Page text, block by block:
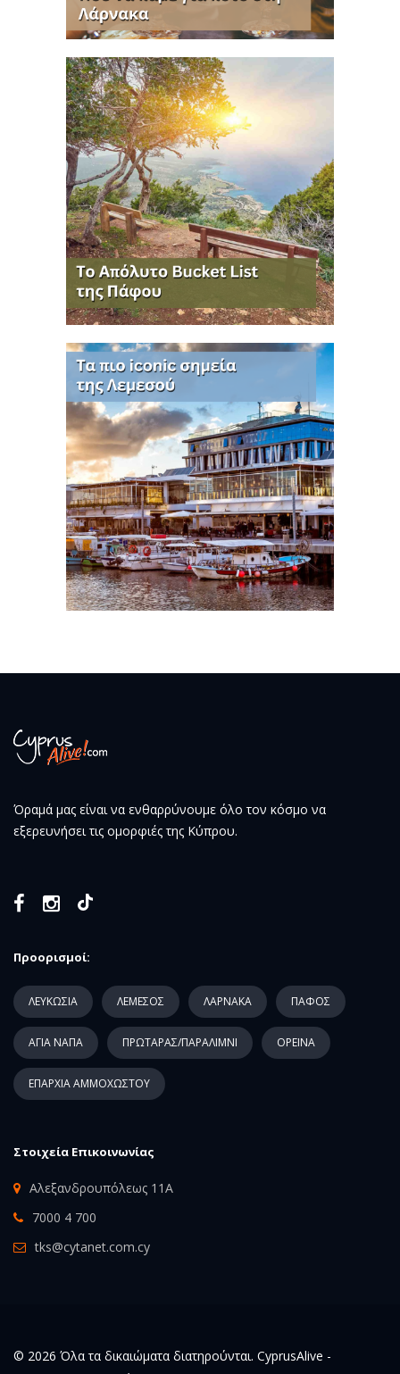
Όραμά μας είναι να ενθαρρύνουμε όλο τον κόσμο να
εξερευνήσει τις ομορφιές της Κύπρου.
Προορισμοί:
ΛΕΥΚΩΣΙΑ ΛΕΜΕΣΟΣ ΛΑΡΝΑΚΑ ΠΑΦΟΣ
ΑΓΙΑ ΝΑΠΑ ΠΡΩΤΑΡΑΣ/ΠΑΡΑΛΙΜΝΙ ΟΡΕΙΝΑ
ΕΠΑΡΧΙΑ ΑΜΜΟΧΩΣΤΟΥ
Στοιχεία Επικοινωνίας
Αλεξανδρουπόλεως 11Α
7000 4 700
tks@cytanet.com.cy
© 2026 Όλα τα δικαιώματα διατηρούνται. CyprusAlive -